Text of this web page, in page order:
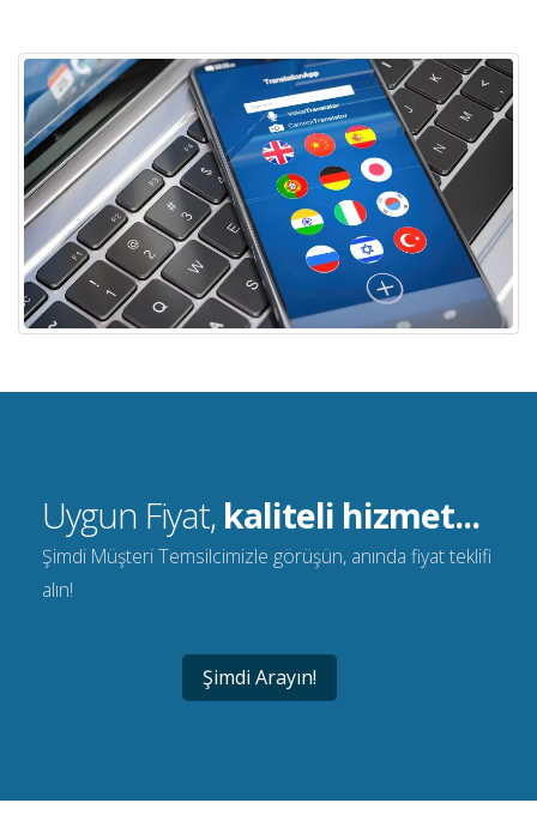
Uygun Fiyat, kaliteli hizmet...
Şimdi Müşteri Temsilcimizle görüşün, anında fiyat teklifi
alın!
Şimdi Arayın!